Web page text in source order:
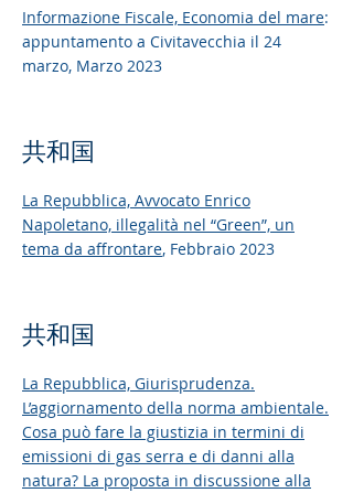
Informazione Fiscale, Economia del mare:
appuntamento a Civitavecchia il 24
marzo, Marzo 2023
共和国
La Repubblica, Avvocato Enrico
Napoletano, illegalità nel “Green”, un
tema da affrontare, Febbraio 2023
共和国
La Repubblica, Giurisprudenza.
L’aggiornamento della norma ambientale.
Cosa può fare la giustizia in termini di
emissioni di gas serra e di danni alla
natura? La proposta in discussione alla